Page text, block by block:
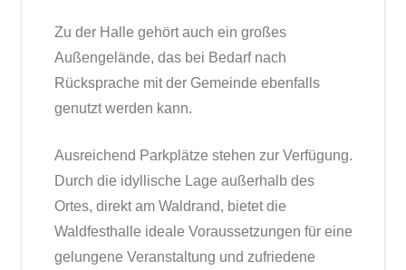
Zu der Halle gehört auch ein großes
Außengelände, das bei Bedarf nach
Rücksprache mit der Gemeinde ebenfalls
genutzt werden kann.
Ausreichend Parkplätze stehen zur Verfügung.
Durch die idyllische Lage außerhalb des
Ortes, direkt am Waldrand, bietet die
Waldfesthalle ideale Voraussetzungen für eine
gelungene Veranstaltung und zufriedene